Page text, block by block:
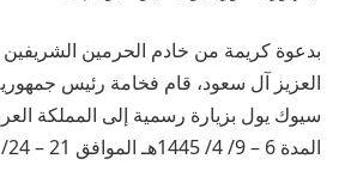
بدعوة كريمة من خادم الحرمين
العزيز آل سعود، قام فخامة رئيس
سيوك يول بزيارة رسمية إلى المملكة
المدة 6 – 9/ 4/ 1445هـ الموافق 21 – 24/ 10/ 2023م.